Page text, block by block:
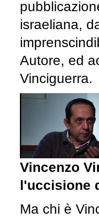
israeliana,
Autore, ed
Vinciguerra.
Vincenzo
l'uccisione
Ma chi è